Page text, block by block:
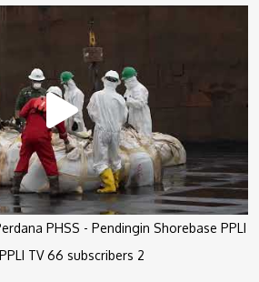
PHSS - Pendingin Shorebase PPLI
TV 66 subscribers 2